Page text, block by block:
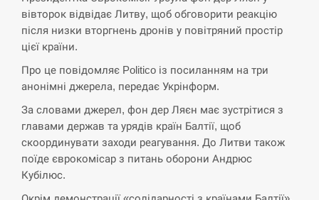
СЕРПЕНЬ
14:53
Экс-послу в США Стефанишиной вручили новое
СЕРПЕНЬ
У Росії розгортається ракетний підрозділ КНДР –
Reuters
СЕРПЕНЬ
вівторок відвідає Литву, щоб обговорити реакцію
після низки вторгнень дронів у повітряний простір
цієї країни.
Про це повідомляє Politico із посиланням на три
анонімні джерела, передає Укрінформ.
За словами джерел, фон дер Ляєн має зустрітися з
главами держав та урядів країн Балтії, щоб
скоординувати заходи реагування. До Литви також
поїде єврокомісар з питань оборони Андрюс
Кубілюс.